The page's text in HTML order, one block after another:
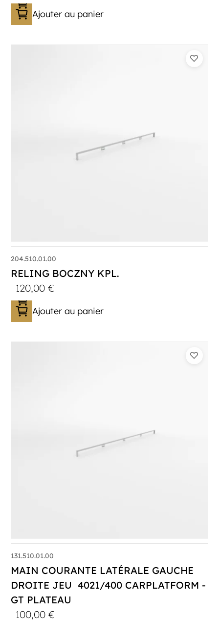
Ajouter au panier
204.510.01.00
RELING BOCZNY KPL.
120,00€
Ajouter au panier
131.510.01.00
MAIN COURANTE LATÉRALE GAUCHE
DROITE JEU 4021/400 CARPLATFORM -
GT PLATEAU
100,00€